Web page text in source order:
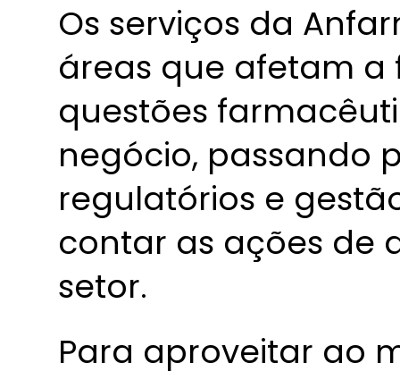
Os serviços da
áreas que afetam a
questões
negócio, passando
regulatórios e
contar as ações de
setor.
Para aproveitar ao